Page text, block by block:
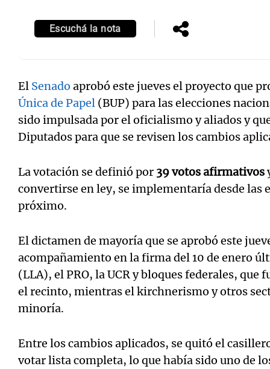
Escuchá la nota
El Senado aprobó este jueves el proyecto que
Única de Papel (BUP) para las elecciones
sido impulsada por el oficialismo y aliados y
Diputados para que se revisen los cambios
La votación se definió por 39 votos afirmativos
convertirse en ley, se implementaría desde las
próximo.
El dictamen de mayoría que se aprobó este
acompañamiento en la firma del 10 de enero
(LLA), el PRO, la UCR y bloques federales, que
el recinto, mientras el kirchnerismo y otros
minoría.
Entre los cambios aplicados, se quitó el
votar lista completa, lo que había sido uno de